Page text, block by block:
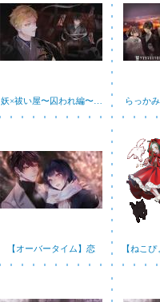
妖×祓い屋〜囚われ編〜… らっか
【オーバータイム】恋 【ねこ